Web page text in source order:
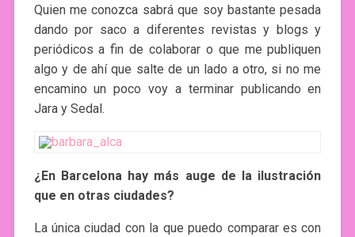
Quien me conozca sabrá que soy bastante pesada
dando por saco a diferentes revistas y blogs y
periódicos a fin de colaborar o que me publiquen
algo y de ahí que salte de un lado a otro, si no me
encamino un poco voy a terminar publicando en
Jara y Sedal.
¿En Barcelona hay más auge de la ilustración
que en otras ciudades?
La única ciudad con la que puedo comparar es con